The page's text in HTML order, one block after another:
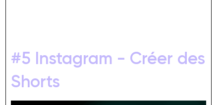
#5 Instagram - Créer des
Shorts